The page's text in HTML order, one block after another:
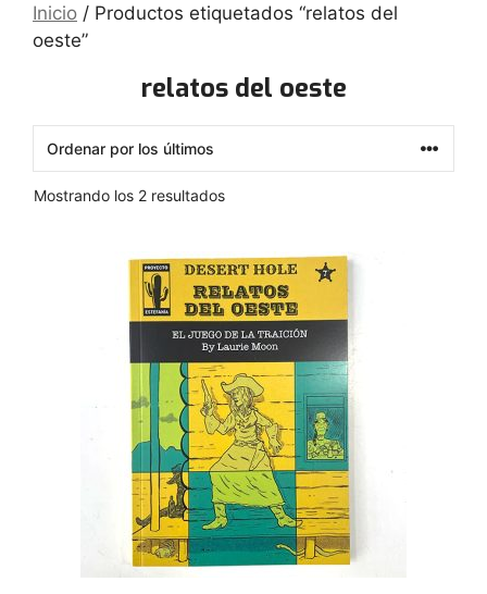
Inicio / Productos etiquetados “relatos del
oeste”
relatos del oeste
Mostrando los 2 resultadosOrdenado
últimos